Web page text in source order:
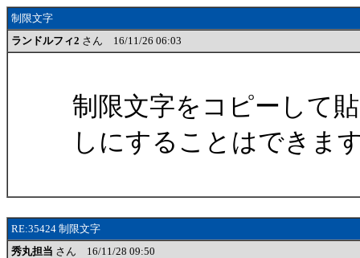
制限文字
ランドルフィ2 さん 16/11/26 06:03
制限文字をコピーして
しにすることはできま
RE:35424 制限文字
秀丸担当 さん 16/11/28 09:50